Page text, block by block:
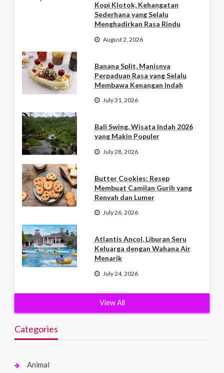
Kopi Klotok, Kehangatan
Sederhana yang Selalu
Menghadirkan Rasa Rindu
August 2, 2026
Banana Split, Manisnya
Perpaduan Rasa yang Selalu
Membawa Kenangan Indah
July 31, 2026
Bali Swing, Wisata Indah 2026
yang Makin Populer
July 28, 2026
Butter Cookies: Resep
Membuat Camilan Gurih yang
Renyah dan Lumer
July 26, 2026
Atlantis Ancol, Liburan Seru
Keluarga dengan Wahana Air
Menarik
July 24, 2026
View All
Categories
Animal